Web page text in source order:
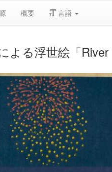
概要 言語
よる浮世絵「